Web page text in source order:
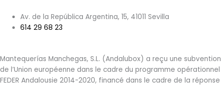
Av. de la República Argentina, 15, 41011 Sevilla
614 29 68 23
Mantequerías Manchegas, S.L. (Andalubox) a reçu une subvention
de l’Union européenne dans le cadre du programme opérationnel
FEDER Andalousie 2014-2020, financé dans le cadre de la réponse